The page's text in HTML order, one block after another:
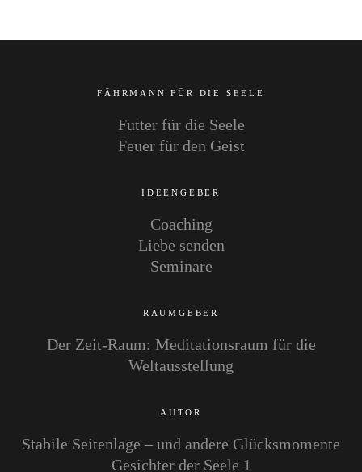
Liebe senden
Autor
FÄHRMANN FÜR DIE SEELE
Futter für die Seele
Feuer für den Geist
IDEENGEBER
Coaching
Liebe senden
Seminare
RAUMGEBER
Der Zeit-Raum: Meditationsraum für die
Weltausstellung
AUTOR
Stabile Seitenlage – und andere Glücksmomente
Gesichter der Seele 1